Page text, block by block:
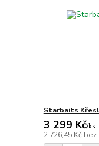
Starbaits
3 299 Kč/ks
2 726,45 Kč bez